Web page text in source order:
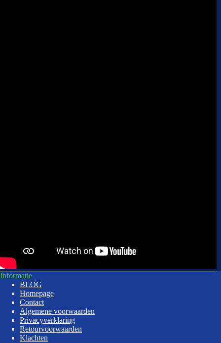
Informatie
BLOG
Homepage
Contact
Algemene voorwaarden
Privacyverklaring
Retourvoorwaarden
Klachten